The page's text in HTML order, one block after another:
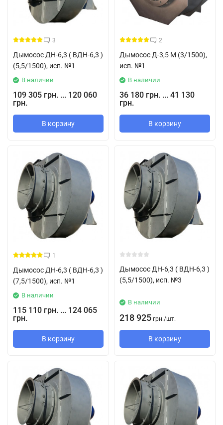
3
Дымосос ДН-6,3 ( ВДН-6,3 )
(5,5/1500), исп. №1
В наличии
109 305 грн. ... 120 060
грн.
В корзину
2
Дымосос Д-3,5 М (3/1500),
исп. №1
В наличии
36 180 грн. ... 41 130
грн.
В корзину
1
Дымосос ДН-6,3 ( ВДН-6,3 )
(7,5/1500), исп. №1
В наличии
115 110 грн. ... 124 065
грн.
В корзину
Дымосос ДН-6,3 ( ВДН-6,3 )
(5,5/1500), исп. №3
В наличии
218 925 грн./шт.
В корзину